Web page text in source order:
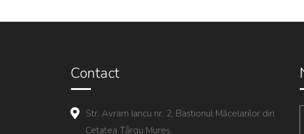
Contact
Str. Avram Iancu nr. 2, Bastionul Măcelarilor din
Cetatea Târgu Mureș.